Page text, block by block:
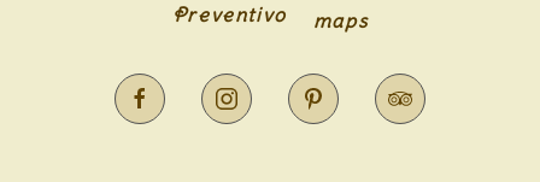
Preventivo
maps